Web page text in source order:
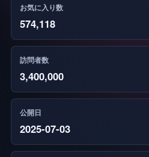
お気に入り数
574,118
訪問者数
3,400,000
公開日
2025-07-03